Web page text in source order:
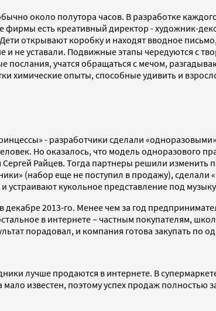
около полутора часов. В разработке
есть креативный директор - художник-
открывают коробку и находят вводное
и не уставали. Подвижные этапы чередуются с
учатся обращаться с мечом,
химические опыты, способные удивить и
- разработчики сделали
Но оказалось, что модель одноразового
Райцев. Тогда партнеры решили
(набор еще не поступил в продажу), сделали
кукольное представление под
2013-го. Менее чем за год
в интернете – частным покупателям,
порадовал, и компания готова закупать по
лучше продаются в интернете. В
известен, поэтому успех продаж полностью